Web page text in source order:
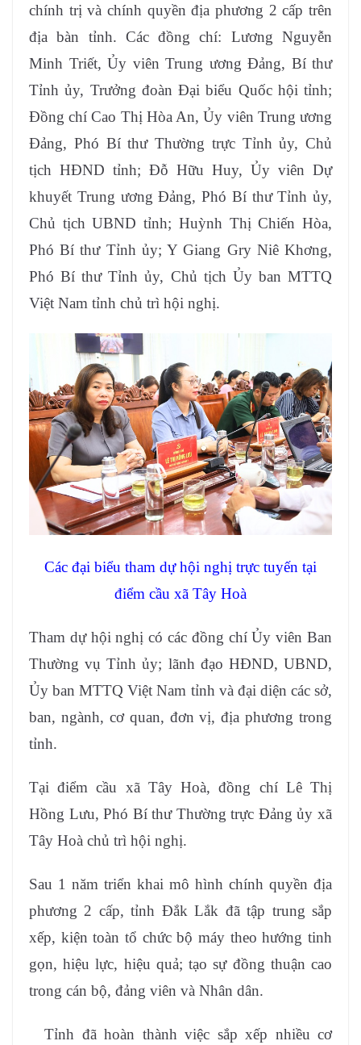
chính trị và chính quyền địa phương 2 cấp trên
địa bàn tỉnh. Các đồng chí: Lương Nguyễn
Minh Triết, Ủy viên Trung ương Đảng, Bí thư
Tỉnh ủy, Trưởng đoàn Đại biểu Quốc hội tỉnh;
Đồng chí Cao Thị Hòa An, Ủy viên Trung ương
Đảng, Phó Bí thư Thường trực Tỉnh ủy, Chủ
tịch HĐND tỉnh; Đỗ Hữu Huy, Ủy viên Dự
khuyết Trung ương Đảng, Phó Bí thư Tỉnh ủy,
Chủ tịch UBND tỉnh; Huỳnh Thị Chiến Hòa,
Phó Bí thư Tỉnh ủy; Y Giang Gry Niê Khơng,
Phó Bí thư Tỉnh ủy, Chủ tịch Ủy ban MTTQ
Việt Nam tỉnh chủ trì hội nghị.
Các đại biểu tham dự hội nghị trực tuyến tại
điểm cầu xã Tây Hoà
Tham dự hội nghị có các đồng chí Ủy viên Ban
Thường vụ Tỉnh ủy; lãnh đạo HĐND, UBND,
Ủy ban MTTQ Việt Nam tỉnh và đại diện các sở,
ban, ngành, cơ quan, đơn vị, địa phương trong
tỉnh.
Tại điểm cầu xã Tây Hoà, đồng chí Lê Thị
Hồng Lưu, Phó Bí thư Thường trực Đảng ủy xã
Tây Hoà chủ trì hội nghị.
Sau 1 năm triển khai mô hình chính quyền địa
phương 2 cấp, tỉnh Đắk Lắk đã tập trung sắp
xếp, kiện toàn tổ chức bộ máy theo hướng tinh
gọn, hiệu lực, hiệu quả; tạo sự đồng thuận cao
trong cán bộ, đảng viên và Nhân dân.
Tỉnh đã hoàn thành việc sắp xếp nhiều cơ